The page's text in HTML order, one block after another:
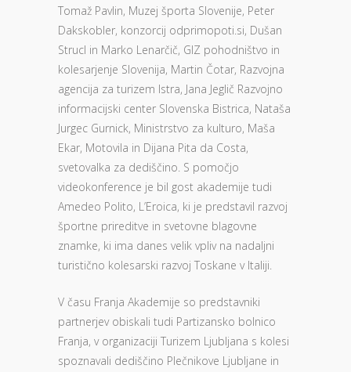
Tomaž Pavlin, Muzej športa Slovenije, Peter
Dakskobler, konzorcij odprimopoti.si, Dušan
Strucl in Marko Lenarčič, GIZ pohodništvo in
kolesarjenje Slovenija, Martin Čotar, Razvojna
agencija za turizem Istra, Jana Jeglič Razvojno
informacijski center Slovenska Bistrica, Nataša
Jurgec Gurnick, Ministrstvo za kulturo, Maša
Ekar, Motovila in Dijana Pita da Costa,
svetovalka za dediščino. S pomočjo
videokonference je bil gost akademije tudi
Amedeo Polito, L’Eroica, ki je predstavil razvoj
športne prireditve in svetovne blagovne
znamke, ki ima danes velik vpliv na nadaljni
turistično kolesarski razvoj Toskane v Italiji.
V času Franja Akademije so predstavniki
partnerjev obiskali tudi Partizansko bolnico
Franja, v organizaciji Turizem Ljubljana s kolesi
spoznavali dediščino Plečnikove Ljubljane in